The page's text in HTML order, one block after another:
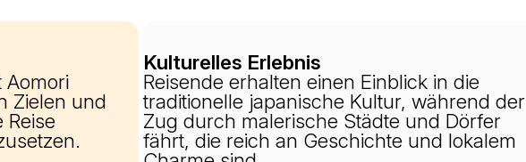
Aomori
Zielen und
Reise
Kulturelles Erlebnis
Reisende erhalten einen Einblick in die
traditionelle japanische Kultur, während der
Zug durch malerische Städte und Dörfer
fährt, die reich an Geschichte und lokalem